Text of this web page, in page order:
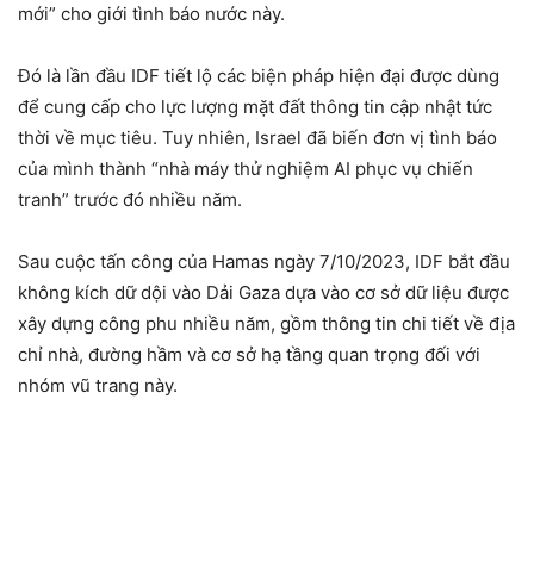
mới” cho giới tình báo nước này.
Đó là lần đầu IDF tiết lộ các biện pháp hiện đại được dùng
để cung cấp cho lực lượng mặt đất thông tin cập nhật tức
thời về mục tiêu. Tuy nhiên, Israel đã biến đơn vị tình báo
của mình thành “nhà máy thử nghiệm AI phục vụ chiến
tranh” trước đó nhiều năm.
Sau cuộc tấn công của Hamas ngày 7/10/2023, IDF bắt đầu
không kích dữ dội vào Dải Gaza dựa vào cơ sở dữ liệu được
xây dựng công phu nhiều năm, gồm thông tin chi tiết về địa
chỉ nhà, đường hầm và cơ sở hạ tầng quan trọng đối với
nhóm vũ trang này.